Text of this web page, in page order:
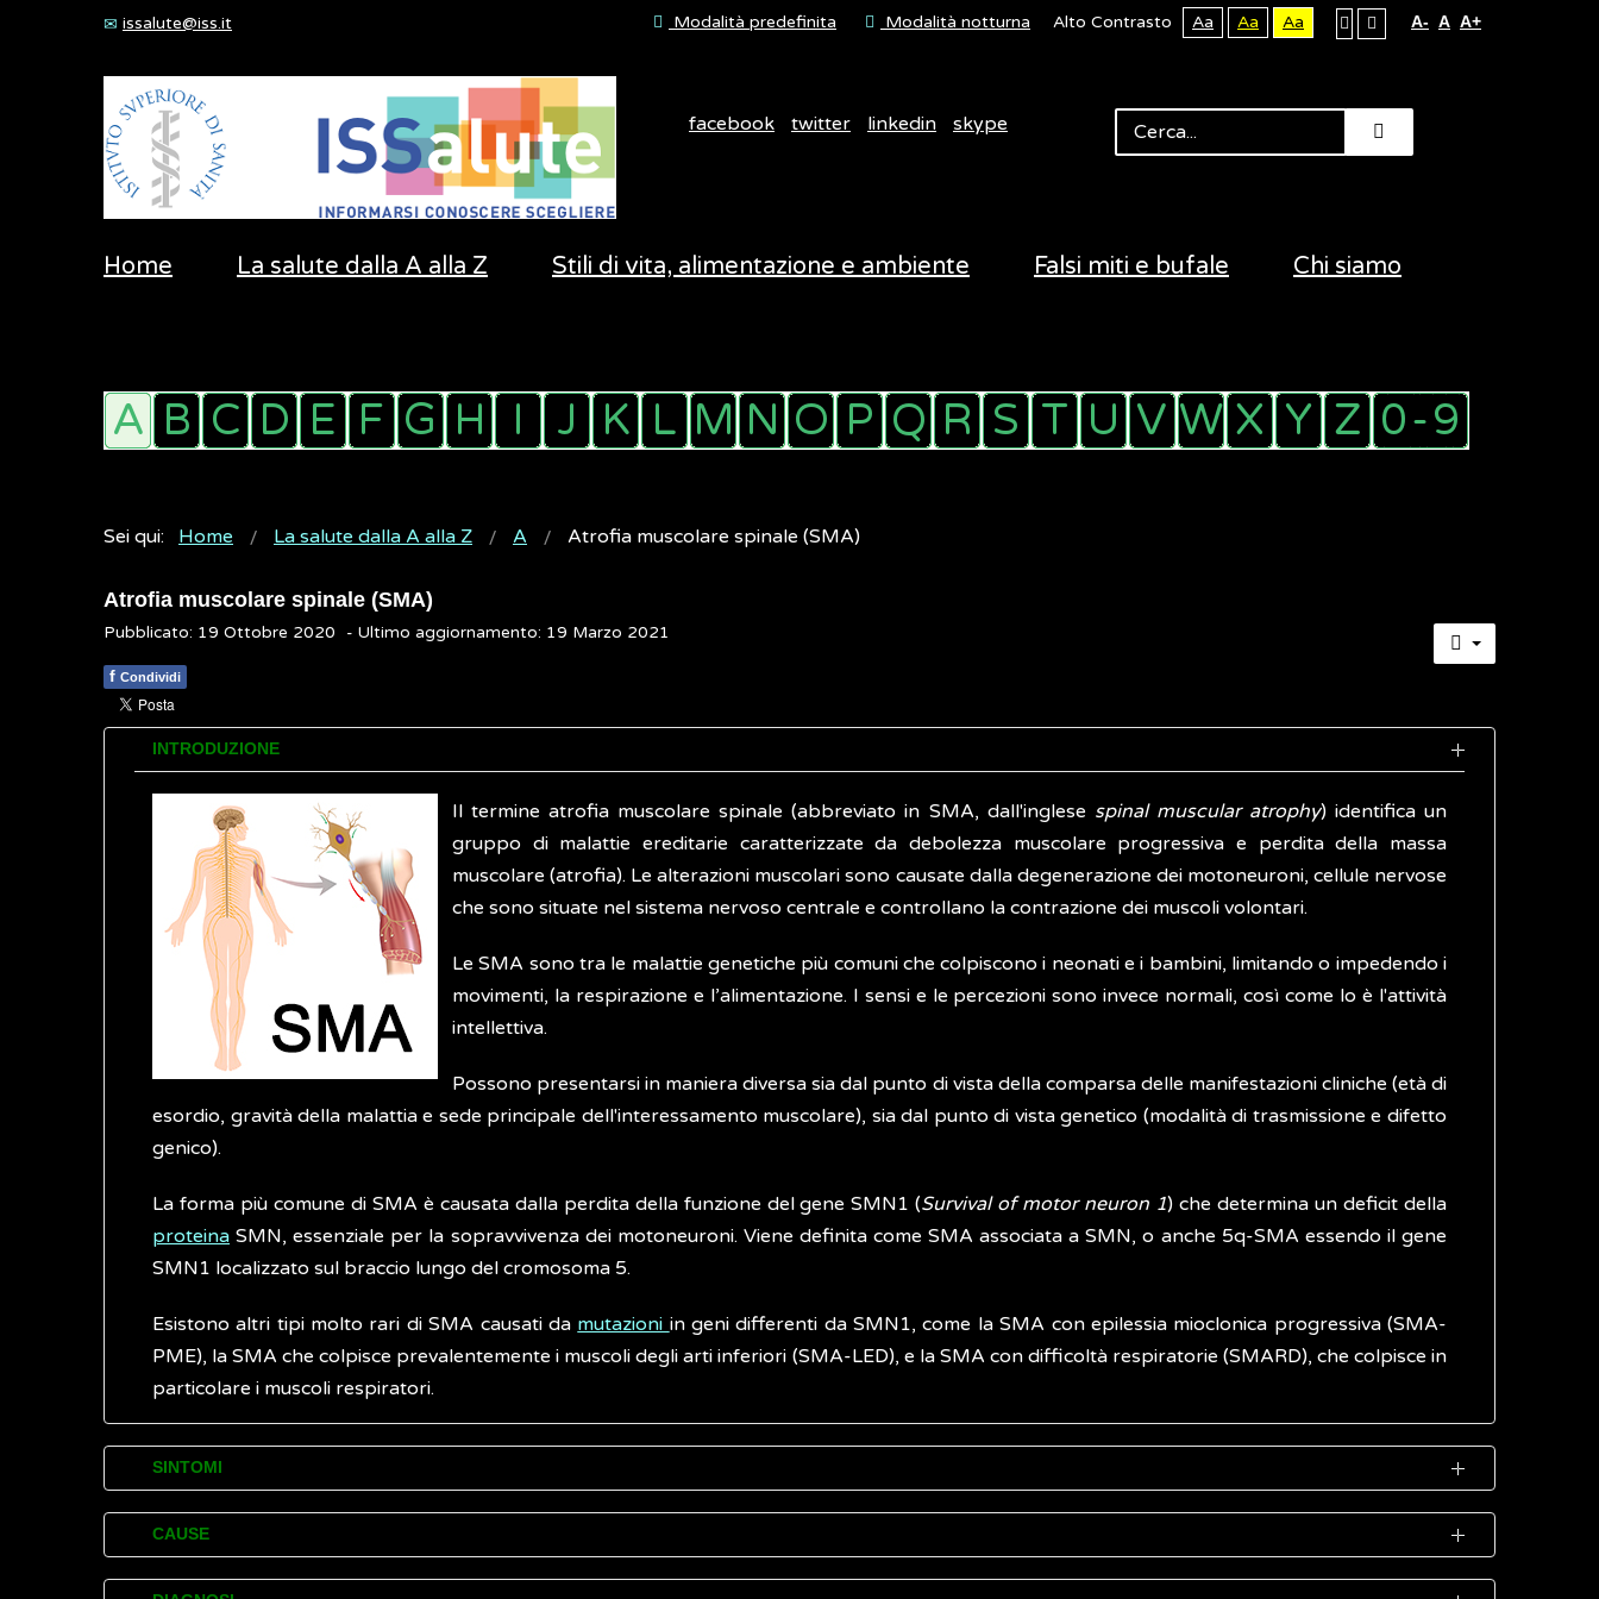
issalute@iss.it Modalità predefinita Modalità notturna Alto Contrasto Aa Aa Aa A- A A+
facebook twitter linkedin skype
Home La salute dalla A alla Z Stili di vita, alimentazione e ambiente Falsi miti e bufale Chi siamo
Sei qui: Home La salute dalla A alla Z A Atrofia muscolare spinale (SMA)
Atrofia muscolare spinale (SMA)
Pubblicato: 19 Ottobre 2020 - Ultimo aggiornamento: 19 Marzo 2021
f Condividi
INTRODUZIONE
Il termine atrofia muscolare spinale (abbreviato in SMA, dall'inglese spinal muscular atrophy) identifica un
gruppo di malattie ereditarie caratterizzate da debolezza muscolare progressiva e perdita della massa
muscolare (atrofia). Le alterazioni muscolari sono causate dalla degenerazione dei motoneuroni, cellule nervose
che sono situate nel sistema nervoso centrale e controllano la contrazione dei muscoli volontari.
Le SMA sono tra le malattie genetiche più comuni che colpiscono i neonati e i bambini, limitando o impedendo i
movimenti, la respirazione e l’alimentazione. I sensi e le percezioni sono invece normali, così come lo è l'attività
intellettiva.
Possono presentarsi in maniera diversa sia dal punto di vista della comparsa delle manifestazioni cliniche (età di
esordio, gravità della malattia e sede principale dell'interessamento muscolare), sia dal punto di vista genetico (modalità di trasmissione e difetto
genico).
La forma più comune di SMA è causata dalla perdita della funzione del gene SMN1 (Survival of motor neuron 1) che determina un deficit della
proteina SMN, essenziale per la sopravvivenza dei motoneuroni. Viene definita come SMA associata a SMN, o anche 5q-SMA essendo il gene
SMN1 localizzato sul braccio lungo del cromosoma 5.
Esistono altri tipi molto rari di SMA causati da mutazioni in geni differenti da SMN1, come la SMA con epilessia mioclonica progressiva (SMA-
PME), la SMA che colpisce prevalentemente i muscoli degli arti inferiori (SMA-LED), e la SMA con difficoltà respiratorie (SMARD), che colpisce in
particolare i muscoli respiratori.
SINTOMI
L'atrofia muscolare spinale (SMA) associata a mancanza della
distinta in cinque tipi in base all'età di comparsa, alla gravità del decadimento motorio e alla aspettativa di vita.
CAUSE